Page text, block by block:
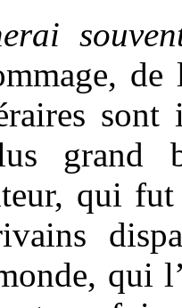
de
grand
qui
qui